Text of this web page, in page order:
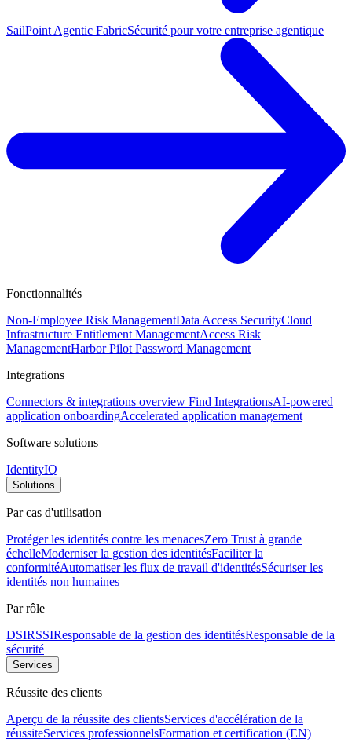
SailPoint Agentic FabricSécurité pour votre entreprise agentique
Fonctionnalités
Non-Employee Risk ManagementData Access SecurityCloud
Infrastructure Entitlement ManagementAccess Risk
ManagementHarbor Pilot Password Management
Integrations
Connectors & integrations overview Find IntegrationsAI-powered
application onboardingAccelerated application management
Software solutions
IdentityIQ
Solutions
Par cas d'utilisation
Protéger les identités contre les menacesZero Trust à grande
échelleModerniser la gestion des identitésFaciliter la
conformitéAutomatiser les flux de travail d'identitésSécuriser les
identités non humaines
Par rôle
DSIRSSIResponsable de la gestion des identitésResponsable de la
sécurité
Services
Réussite des clients
Aperçu de la réussite des clientsServices d'accélération de la
réussiteServices professionnelsFormation et certification (EN)